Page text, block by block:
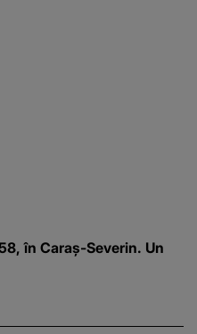
în Caraș-Severin. Un